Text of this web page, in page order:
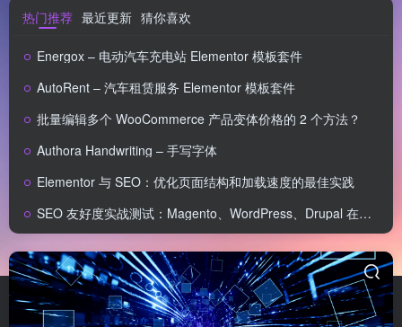
热门推荐 最近更新 猜你喜欢
Energox – 电动汽车充电站 Elementor 模板套件
AutoRent – 汽车租赁服务 Elementor 模板套件
批量编辑多个 WooCommerce 产品变体价格的 2 个方法？
Authora Handwriting – 手写字体
Elementor 与 SEO：优化页面结构和加载速度的最佳实践
SEO 友好度实战测试：Magento、WordPress、Drupal 在核心 SEO 要素上的表现对比